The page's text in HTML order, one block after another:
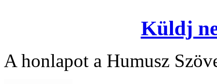
Küldj
A honlapot a Humusz